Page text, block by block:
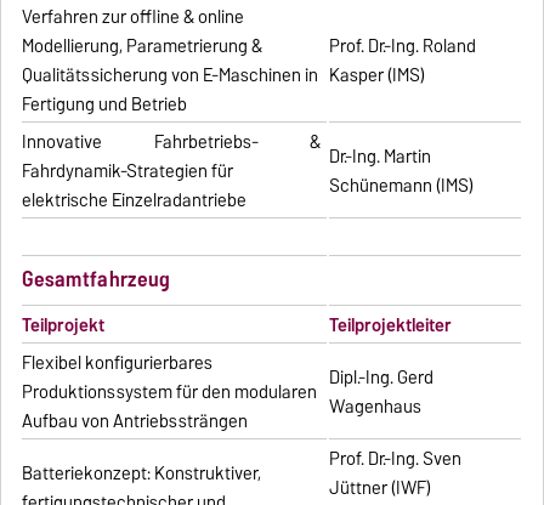
Verfahren zur offline & online
Modellierung, Parametrierung &
Qualitätssicherung von E-Maschinen in
Fertigung und Betrieb
Prof. Dr.-Ing. Roland
Kasper (IMS)
Innovative Fahrbetriebs- &
Fahrdynamik-Strategien für
elektrische Einzelradantriebe
Dr.-Ing. Martin
Schünemann (IMS)
Gesamtfahrzeug
Teilprojekt
Teilprojektleiter
Flexibel konfigurierbares
Produktionssystem für den modularen
Aufbau von Antriebssträngen
Dipl.-Ing. Gerd
Wagenhaus
Batteriekonzept: Konstruktiver,
Prof. Dr.-Ing. Sven
Jüttner (IWF)